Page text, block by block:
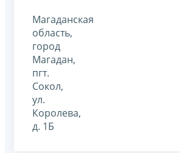
Магаданская
область,
город
Магадан,
пгт.
Сокол,
ул.
Королева,
д. 1Б